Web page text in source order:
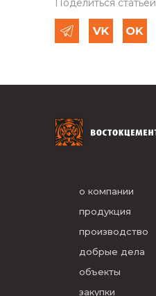
Поделиться статьей
о компании
продукция
производство
добрые дела
объекты
закупки